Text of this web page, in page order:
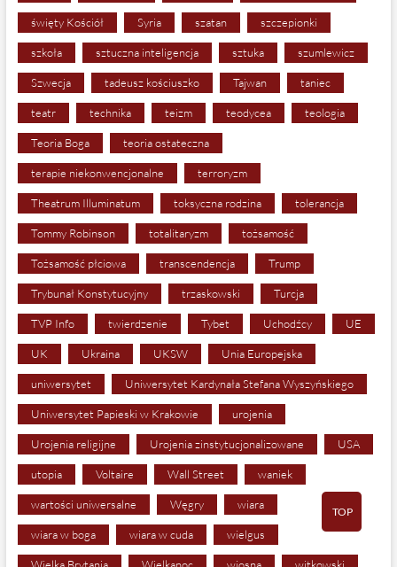
święty Kościół Syria szatan szczepionki
szkoła sztuczna inteligencja sztuka szumlewicz
Szwecja tadeusz kościuszko Tajwan taniec
teatr technika teizm teodycea teologia
Teoria Boga teoria ostateczna
terapie niekonwencjonalne terroryzm
Theatrum Illuminatum toksyczna rodzina tolerancja
Tommy Robinson totalitaryzm tożsamość
Tożsamość płciowa transcendencja Trump
Trybunał Konstytucyjny trzaskowski Turcja
TVP Info twierdzenie Tybet Uchodźcy UE
UK Ukraina UKSW Unia Europejska
uniwersytet Uniwersytet Kardynała Stefana Wyszyńskiego
Uniwersytet Papieski w Krakowie urojenia
Urojenia religijne Urojenia zinstytucjonalizowane USA
utopia Voltaire Wall Street waniek
wartości uniwersalne Węgry wiara
wiara w boga wiara w cuda wielgus
TOP